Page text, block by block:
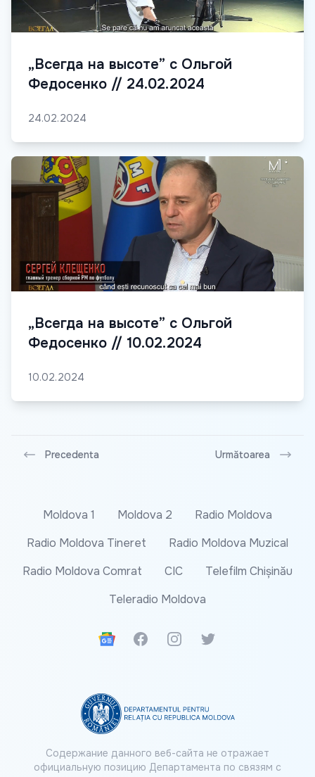
„Всегда на высоте” с Ольгой
Федосенко // 24.02.2024
24.02.2024
„Всегда на высоте” с Ольгой
Федосенко // 10.02.2024
10.02.2024
Precedenta Următoarea
Moldova 1 Moldova 2
Radio Moldova
Radio Moldova Tineret
Radio Moldova Muzical
Radio Moldova Comrat
CIC
Telefilm Chișinău
Teleradio Moldova
Google News
FacebookInstagramTwitter
Содержание данного веб-сайта не отражает
официальную позицию Департамента по связям с